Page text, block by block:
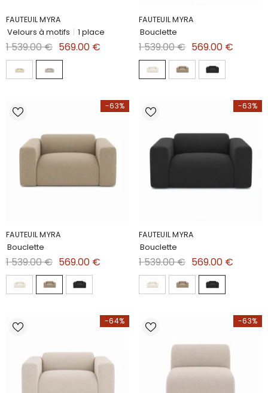
FAUTEUIL MYRA
Velours à motifs | 1 place
1 539.00 € 569.00 €
FAUTEUIL MYRA
Bouclette
1 539.00 € 569.00 €
-63%
FAUTEUIL MYRA
Bouclette
1 539.00 € 569.00 €
-63%
FAUTEUIL MYRA
Bouclette
1 539.00 € 569.00 €
-64% -63%